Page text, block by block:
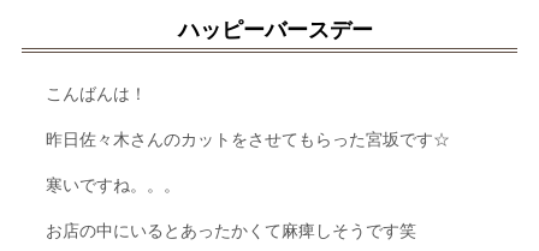
ハッピーバースデー
こんばんは！
昨日佐々木さんのカットをさせてもらった宮坂です☆
寒いですね。。。
お店の中にいるとあったかくて麻痺しそうです笑